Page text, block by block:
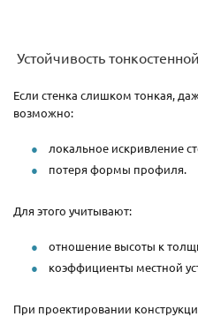
Устойчивость
Если стенка слишком тонкая,
возможно:
локальное искривление
потеря формы профиля.
Для этого учитывают:
отношение высоты к
коэффициенты местной
При проектировании